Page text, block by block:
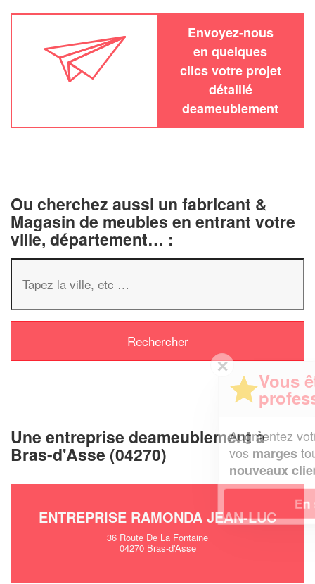
Envoyez-nous
en quelques
clics votre projet
détaillé
deameublement
Ou cherchez aussi un fabricant &
Magasin de meubles en entrant votre
ville, département… :
Une entreprise deameublement à
Bras-d'Asse (04270)
ENTREPRISE RAMONDA JEAN-LUC
36 Route De La Fontaine
04270 Bras-d'Asse
✕
professionnel ?
Augmentez votrechiffre d'affaireset
vosmargestout en gagnant de
nouveaux clients